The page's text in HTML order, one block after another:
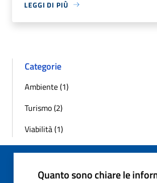
LEGGI DI PIÙ
Categorie
Ambiente (1)
Turismo (2)
Viabilità (1)
Quanto sono chiare le